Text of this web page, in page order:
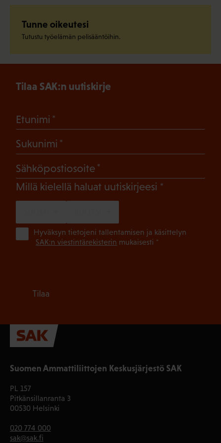
Tunne oikeutesi
Tutustu työelämän pelisääntöihin.
Suomen Ammattiliittojen Keskusjärjestö SAK
PL 157
Pitkänsillanranta 3
00530 Helsinki
020 774 000
sak@sak.fi
Tilaa SAK:n uutiskirje
Etunimi
Sukunimi
Sähköpostiosoite
Millä kielellä haluat uutiskirjeesi (Pakollinen)
Hyväksyn tietojeni tallentamisen ja käsittelyn
SAK:n viestintärekisterin mukaisesti *
Tilaa